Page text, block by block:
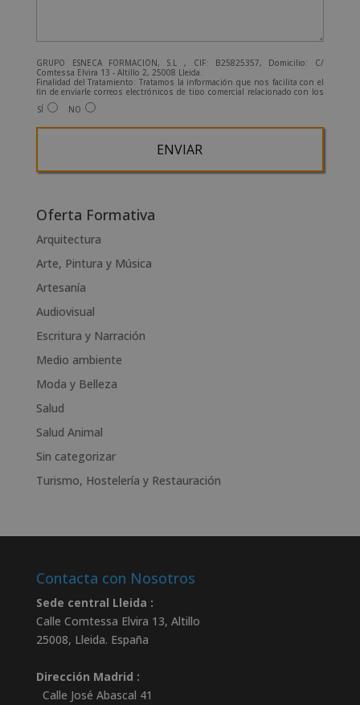
GRUPO ESNECA FORMACIÓN, S.L , CIF: B25825357, Domicilio: C/
Comtessa Elvira 13 - Altillo 2, 25008 Lleida.
Finalidad del Tratamiento: Tratamos la información que nos facilita con el
fin de enviarle correos electrónicos de tipo comercial relacionado con los
productos ofrecidos y otros tipo de productos que fueran de su interés.
Legitimación del tratamiento: Consentimiento del interesado.
dirigiéndose a la dirección admin@grupoesneca.com.
Desea recibir información comercial (vía telefónica y/o email):
SÍ NO
l
e
r
n
i
v
e
Oferta Formativa
Arquitectura
Arte, Pintura y Música
Artesanía
Audiovisual
Escritura y Narración
Medio ambiente
Moda y Belleza
Salud
Salud Animal
Sin categorizar
Turismo, Hostelería y Restauración
Contacta con Nosotros
Sede central Lleida :
Calle Comtessa Elvira 13, Altillo
25008, Lleida. España
Dirección Madrid :
Calle José Abascal 41